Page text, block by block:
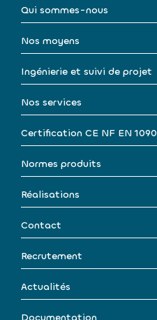
Qui sommes-nous
Nos moyens
Ingénierie et suivi de projet
Nos services
Certification CE NF EN 1090
Normes produits
Réalisations
Contact
Recrutement
Actualités